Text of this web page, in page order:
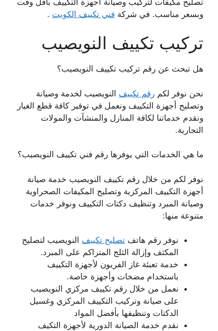
وبسعر مناسب. في شركة فني تكييف الكويت .
تركيب تكييف النويصيب
هل تبحث عن رقم تركيب تكييف النويصيب؟
نحن نوفر لكم رقم تكييف النويصيب لخدمة وصيانة
وتصليح أجهزة التكييف ونعمل في توفير كافة قطع الغيار
ونقدم خدماتنا لكافة المنازل والمنشآت والمولات
التجارية.
ما هي الخدمات التي يوفرها رقم فني تكييف النويصيب؟
نوفر لكم من خلال رقم تكييف النويصيب خدمة صيانة
أجهزة التكييف المركزية وتصليح المكيفات الصحراوية
وصيانة المبرد وتنظيف دكتات التكييف ونوفر خدمات
متنوعة منها:
نوفر رقم هاتف تصليح تكييف النويصيب لتصليح
المكثف وإزالة الثلج المتراكم على المبرد.
خدمة تعبئة غاز الفريون لأجهزة التكييف
باستخدام مضخات وأجهزة خاصة.
نعمل من خلال رقم تكييف مركزي النويصيب
على صيانة وتركيب التكييف المركزي وغسيل
الدكتات وتنظيفها بأفضل المواد
نقدم خدمة الصيانة الدورية لأجهزة التكيف